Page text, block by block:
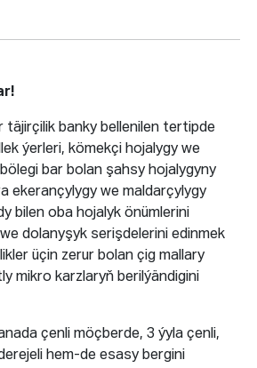
täjirçilik banky bellenilen tertipde
ýerleri, kömekçi hojalygy we
bar bolan şahsy hojalygyny
ekerançylygy we maldarçylygy
bilen oba hojalyk önümlerini
dolanyşyk serişdelerini edinmek
üçin zerur bolan çig mallary
mikro karzlaryň berilýändigini
çenli möçberde, 3 ýyla çenli,
hem-de esasy bergini